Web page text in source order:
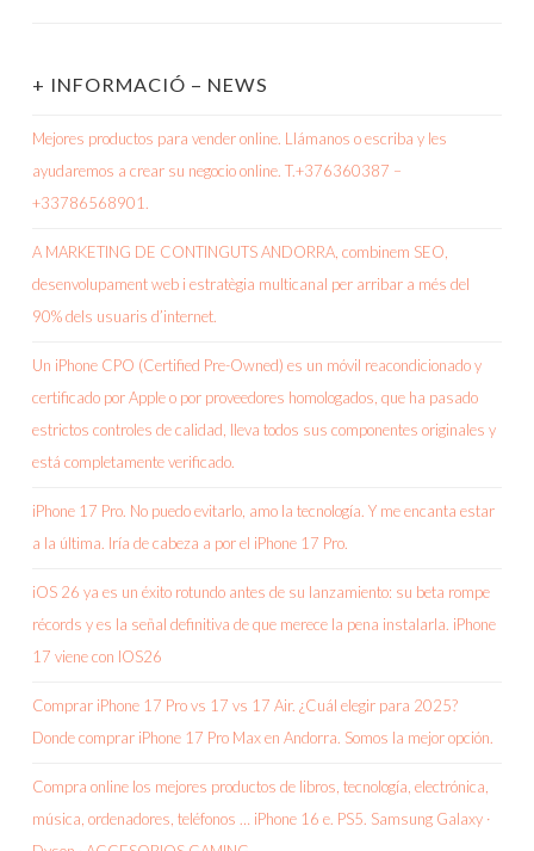
+ INFORMACIÓ – NEWS
Mejores productos para vender online. Llámanos o escriba y les
ayudaremos a crear su negocio online. T.+376360387 –
+33786568901.
A MARKETING DE CONTINGUTS ANDORRA, combinem SEO,
desenvolupament web i estratègia multicanal per arribar a més del
90% dels usuaris d’internet.
Un iPhone CPO (Certified Pre-Owned) es un móvil reacondicionado y
certificado por Apple o por proveedores homologados, que ha pasado
estrictos controles de calidad, lleva todos sus componentes originales y
está completamente verificado.
iPhone 17 Pro. No puedo evitarlo, amo la tecnología. Y me encanta estar
a la última. Iría de cabeza a por el iPhone 17 Pro.
iOS 26 ya es un éxito rotundo antes de su lanzamiento: su beta rompe
récords y es la señal definitiva de que merece la pena instalarla. iPhone
17 viene con IOS26
Comprar iPhone 17 Pro vs 17 vs 17 Air. ¿Cuál elegir para 2025?
Donde comprar iPhone 17 Pro Max en Andorra. Somos la mejor opción.
Compra online los mejores productos de libros, tecnología, electrónica,
música, ordenadores, teléfonos … iPhone 16 e. PS5. Samsung Galaxy ·